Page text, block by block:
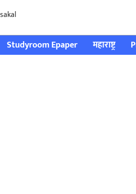
Studyroom Epaper महाराष्ट्र